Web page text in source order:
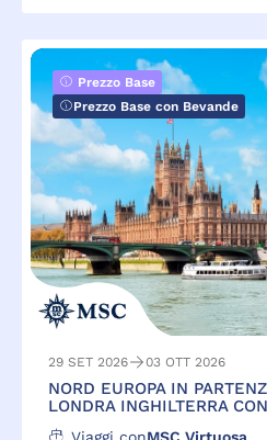
Prezzo Base
Prezzo Base con Bevande
29 SET 2026 03 OTT 2026
NORD EUROPA IN
LONDRA INGHILTERRA
Viaggi conMSC Virtuosa